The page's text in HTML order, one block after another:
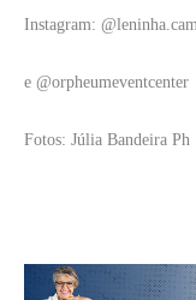
Instagram:
e @orpheumeventcenter
Fotos: Júlia Bandeira Ph